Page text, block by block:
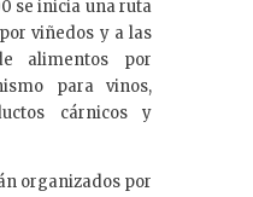
se inicia una ruta
viñedos y a las
alimentos por
para vinos,
cárnicos y
organizados por